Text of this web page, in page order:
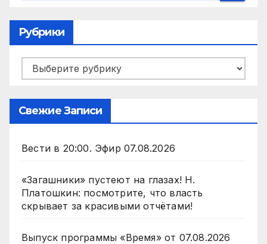
Рубрики
Рубрики
Свежие Записи
Вести в 20:00. Эфир 07.08.2026
«Загашники» пустеют на глазах! Н.
Платошкин: посмотрите, что власть
скрывает за красивыми отчётами!
Выпуск программы «Время» от 07.08.2026